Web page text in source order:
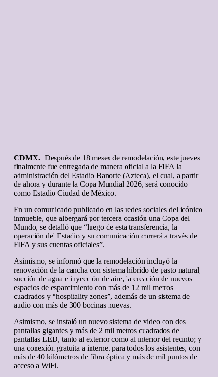
CDMX.- Después de 18 meses de remodelación, este jueves
finalmente fue entregada de manera oficial a la FIFA la
administración del Estadio Banorte (Azteca), el cual, a partir
de ahora y durante la Copa Mundial 2026, será conocido
como Estadio Ciudad de México.
En un comunicado publicado en las redes sociales del icónico
inmueble, que albergará por tercera ocasión una Copa del
Mundo, se detalló que “luego de esta transferencia, la
operación del Estadio y su comunicación correrá a través de
FIFA y sus cuentas oficiales”.
Asimismo, se informó que la remodelación incluyó la
renovación de la cancha con sistema híbrido de pasto natural,
succión de agua e inyección de aire; la creación de nuevos
espacios de esparcimiento con más de 12 mil metros
cuadrados y “hospitality zones”, además de un sistema de
audio con más de 300 bocinas nuevas.
Asimismo, se instaló un nuevo sistema de video con dos
pantallas gigantes y más de 2 mil metros cuadrados de
pantallas LED, tanto al exterior como al interior del recinto; y
una conexión gratuita a internet para todos los asistentes, con
más de 40 kilómetros de fibra óptica y más de mil puntos de
acceso a WiFi.